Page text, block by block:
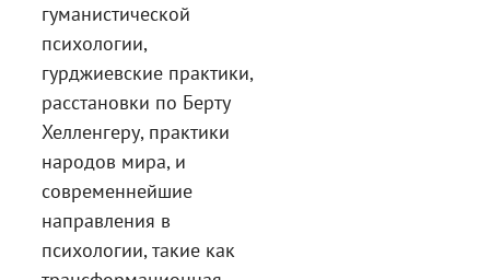
гуманистической
психологии,
гурджиевские практики,
расстановки по Берту
Хелленгеру, практики
народов мира, и
современнейшие
направления в
психологии, такие как